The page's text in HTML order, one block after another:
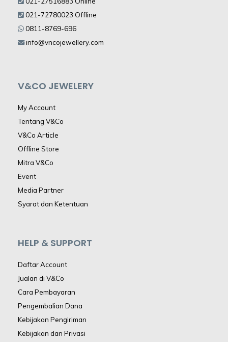
V&CO JEWELERY
My Account
Tentang V&Co
V&Co Article
Offline Store
Mitra V&Co
Event
Media Partner
Syarat dan Ketentuan
HELP & SUPPORT
Daftar Account
Jualan di V&Co
Cara Pembayaran
Pengembalian Dana
Kebijakan Pengiriman
Kebijakan dan Privasi
021-72780023 Offline
0811-8769-696
info@vncojewellery.com